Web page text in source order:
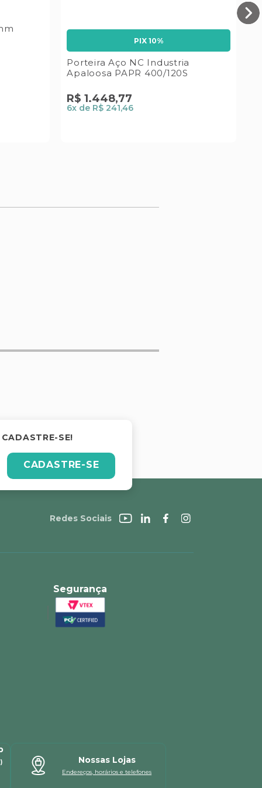
PIX 10%
Porteira Aço NC Industria
Apaloosa PAPR 400/120S
R$ 1.448,77
6x de R$ 241,46
SE!
CADASTRE-SE
Redes Sociais
Segurança
Nossas Lojas
Endereços, horários e telefones